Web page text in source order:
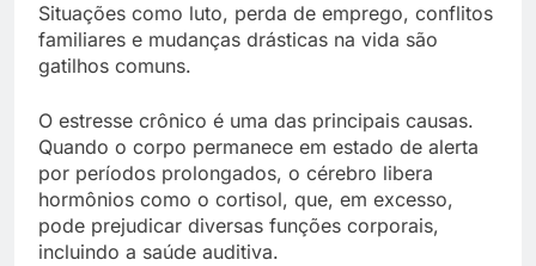
Situações como luto, perda de emprego, conflitos
familiares e mudanças drásticas na vida são
gatilhos comuns.
O estresse crônico é uma das principais causas.
Quando o corpo permanece em estado de alerta
por períodos prolongados, o cérebro libera
hormônios como o cortisol, que, em excesso,
pode prejudicar diversas funções corporais,
incluindo a saúde auditiva.